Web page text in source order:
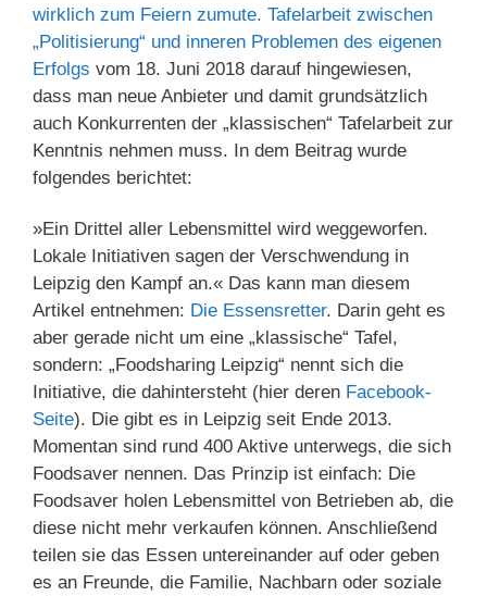
wirklich zum Feiern zumute. Tafelarbeit zwischen
„Politisierung“ und inneren Problemen des eigenen
Erfolgs vom 18. Juni 2018 darauf hingewiesen,
dass man neue Anbieter und damit grundsätzlich
auch Konkurrenten der „klassischen“ Tafelarbeit zur
Kenntnis nehmen muss. In dem Beitrag wurde
folgendes berichtet:
»Ein Drittel aller Lebensmittel wird weggeworfen.
Lokale Initiativen sagen der Verschwendung in
Leipzig den Kampf an.« Das kann man diesem
Artikel entnehmen: Die Essensretter. Darin geht es
aber gerade nicht um eine „klassische“ Tafel,
sondern: „Foodsharing Leipzig“ nennt sich die
Initiative, die dahintersteht (hier deren Facebook-
Seite). Die gibt es in Leipzig seit Ende 2013.
Momentan sind rund 400 Aktive unterwegs, die sich
Foodsaver nennen. Das Prinzip ist einfach: Die
Foodsaver holen Lebensmittel von Betrieben ab, die
diese nicht mehr verkaufen können. Anschließend
teilen sie das Essen untereinander auf oder geben
es an Freunde, die Familie, Nachbarn oder soziale